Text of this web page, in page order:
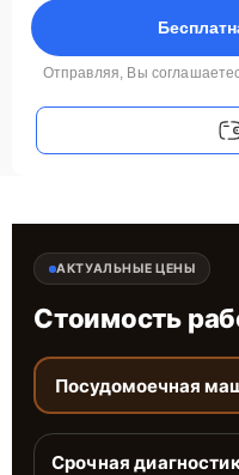
Отправляя, Вы
АКТУАЛЬНЫЕ ЦЕНЫ
Стоимость
Посудомоечная
Срочная